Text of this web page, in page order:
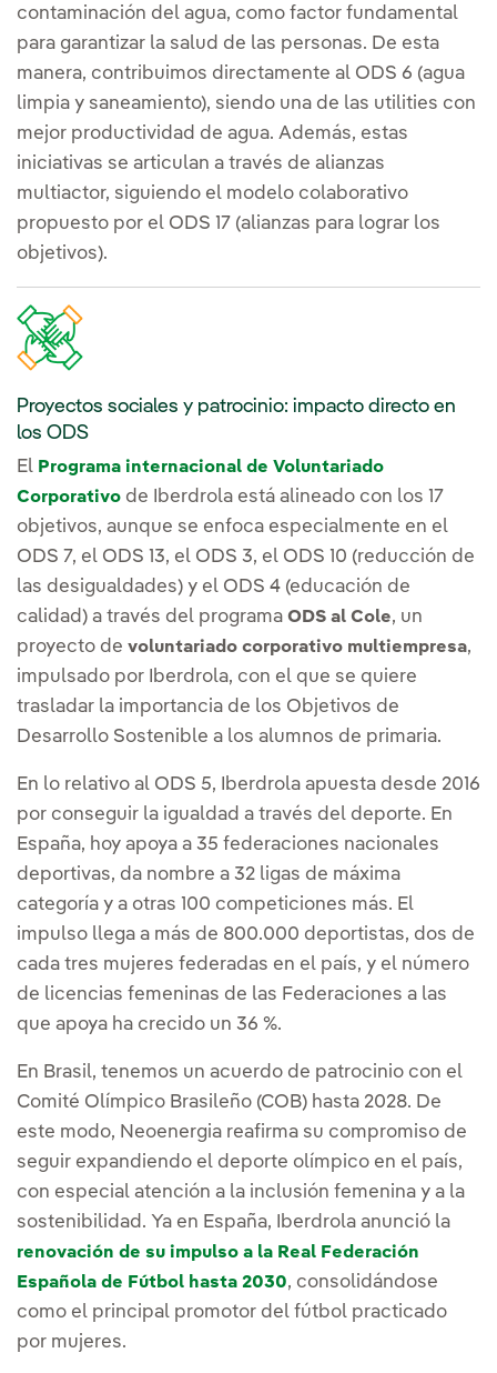
contaminación del agua, como factor fundamental
para garantizar la salud de las personas. De esta
manera, contribuimos directamente al ODS 6 (agua
limpia y saneamiento), siendo una de las utilities con
mejor productividad de agua. Además, estas
iniciativas se articulan a través de alianzas
multiactor, siguiendo el modelo colaborativo
propuesto por el ODS 17 (alianzas para lograr los
objetivos).
Proyectos sociales y patrocinio: impacto directo en
los ODS
El Programa internacional de Voluntariado
Corporativo de Iberdrola está alineado con los 17
objetivos, aunque se enfoca especialmente en el
ODS 7, el ODS 13, el ODS 3, el ODS 10 (reducción de
las desigualdades) y el ODS 4 (educación de
calidad) a través del programa ODS al Cole, un
proyecto de voluntariado corporativo multiempresa,
impulsado por Iberdrola, con el que se quiere
trasladar la importancia de los Objetivos de
Desarrollo Sostenible a los alumnos de primaria.
En lo relativo al ODS 5, Iberdrola apuesta desde 2016
por conseguir la igualdad a través del deporte. En
España, hoy apoya a 35 federaciones nacionales
deportivas, da nombre a 32 ligas de máxima
categoría y a otras 100 competiciones más. El
impulso llega a más de 800.000 deportistas, dos de
cada tres mujeres federadas en el país, y el número
de licencias femeninas de las Federaciones a las
que apoya ha crecido un 36 %.
En Brasil, tenemos un acuerdo de patrocinio con el
Comité Olímpico Brasileño (COB) hasta 2028. De
este modo, Neoenergia reafirma su compromiso de
seguir expandiendo el deporte olímpico en el país,
con especial atención a la inclusión femenina y a la
sostenibilidad. Ya en España, Iberdrola anunció la
renovación de su impulso a la Real Federación
Española de Fútbol hasta 2030, consolidándose
como el principal promotor del fútbol practicado
por mujeres.